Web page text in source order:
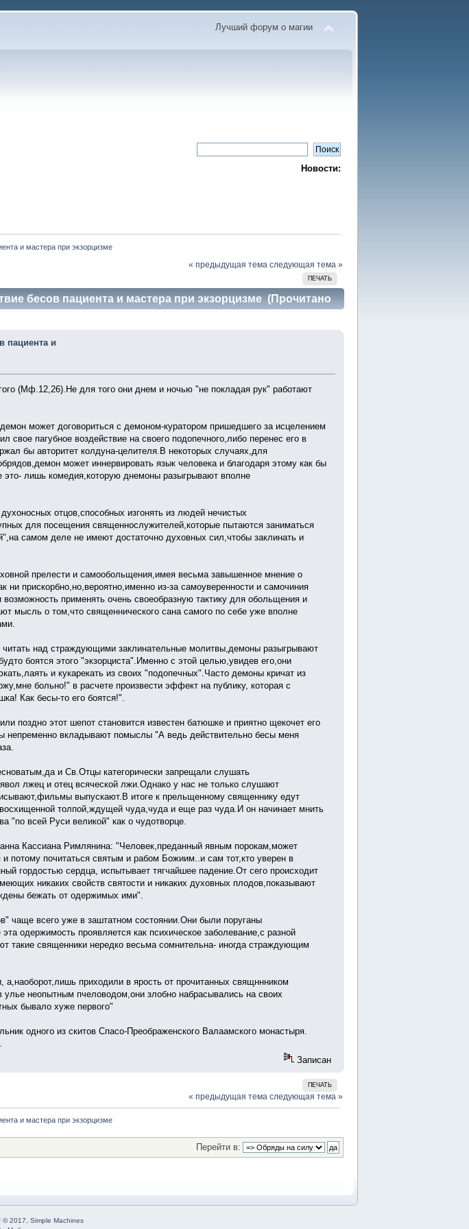
Лучший форум о магии
Новости:
и мастера при экзорцизме
« предыдущая тема следующая тема »
ПЕЧАТЬ
бесов пациента и мастера при экзорцизме (Прочитано
пациента и
(Мф.12,26).Не для того они днем и ночью "не покладая рук" работают
может договориться с демоном-куратором пришедшего за исцелением
свое пагубное воздействие на своего подопечного,либо перенес его в
бы авторитет колдуна-целителя.В некоторых случаях,для
может иннервировать язык человека и благодаря этому как бы
это- лишь комедия,которую днемоны разыгрывают вполне
отцов,способных изгонять из людей нечистых
для посещения священнослужителей,которые пытаются заниматься
самом деле не имеют достаточно духовных сил,чтобы заклинать и
прелести и самообольщения,имея весьма завышенное мнение о
ни прискорбно,но,вероятно,именно из-за самоуверенности и самочиния
применять очень своеобразную тактику для обольщения и
мысль о том,что священнического сана самого по себе уже вполне
читать над страждующими заклинательные молитвы,демоны разыгрывают
боятся этого "экзорциста".Именно с этой целью,увидев его,они
и кукарекать из своих "подопечных".Часто демоны кричат из
больно!" в расчете произвести эффект на публику, которая с
Как бесы-то его боятся!".
поздно этот шепот становится известен батюшке и приятно щекочет его
непременно вкладывают помыслы "А ведь действительно бесы меня
и Св.Отцы категорически запрещали слушать
лжец и отец всяческой лжи.Однако у нас не только слушают
выпускают.В итоге к прельщенному священнику едут
толпой,ждущей чуда,чуда и еще раз чуда.И он начинает мнить
"по всей Руси великой" как о чудотворце.
Кассиана Римлянина: "Человек,преданный явным порокам,может
и потому почитаться святым и рабом Божиим..и сам тот,кто уверен в
гордостью сердца, испытывает тягчайшее падение.От сего происходит
никаких свойств святости и никаких духовных плодов,показывают
бежать от одержимых ими".
чаще всего уже в заштатном состоянии.Они были поруганы
одержимость проявляется как психическое заболевание,с разной
такие священники нередко весьма сомнительна- иногда страждующим
приходили в ярость от прочитанных свящннником
неопытным пчеловодом,они злобно набрасывались на своих
бывало хуже первого"
одного из скитов Спасо-Преображенского Валаамского монастыря.
Записан
ПЕЧАТЬ
« предыдущая тема следующая тема »
и мастера при экзорцизме
Перейти в:
© 2017, Simple Machines